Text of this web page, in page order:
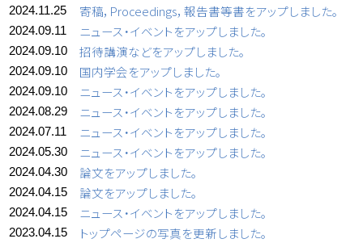
2024.11.25 寄稿，Proceedings，報告書等書をアップしました。
2024.09.11 ニュース・イベントをアップしました。
2024.09.10 招待講演などをアップしました。
2024.09.10 国内学会をアップしました。
2024.09.10 ニュース・イベントをアップしました。
2024.08.29 ニュース・イベントをアップしました。
2024.07.11 ニュース・イベントをアップしました。
2024.05.30 ニュース・イベントをアップしました。
2024.04.30 論文をアップしました。
2024.04.15 論文をアップしました。
2024.04.15 ニュース・イベントをアップしました。
2023.04.15 トップページの写真を更新しました。